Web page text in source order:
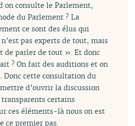
on consulte le Parlement,
du Parlement ? La
ce sont des élus qui
pas experts de tout, mais
de parler de tout ». Et donc
? On fait des auditions et on
Donc cette consultation du
d’ouvrir la discussion
certains
ces éléments-là nous on est
ce premier pas.